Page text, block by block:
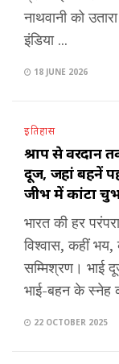
नाथवानी को
इंडिया ...
18 JUNE 2026
इतिहास
श्राप से वरदान
दूज, जहां बहनें
जीभ में कांटा
भारत की हर
विश्वास, कहीं
सम्मिश्रण। भाई
भाई-बहन के स्नेह
22 OCTOBER 2025